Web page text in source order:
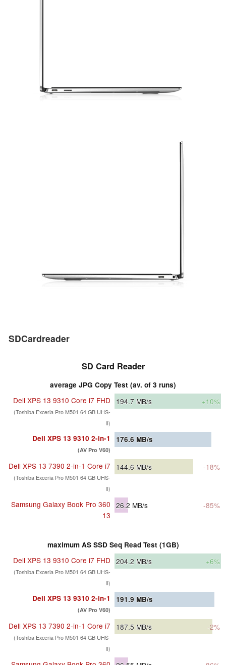
SDCardreader
SD Card Reader
average JPG Copy Test (av. of 3 runs)
Dell XPS 13 9310 Core i7 FHD
(Toshiba Exceria Pro M501 64 GB UHS-
II)
194.7 MB/s +10%
Dell XPS 13 9310 2-in-1
(AV Pro V60)
176.6 MB/s
Dell XPS 13 7390 2-in-1 Core i7
(Toshiba Exceria Pro M501 64 GB UHS-
II)
144.6 MB/s -18%
Samsung Galaxy Book Pro 360
13
26.2 MB/s -85%
maximum AS SSD Seq Read Test (1GB)
Dell XPS 13 9310 Core i7 FHD
(Toshiba Exceria Pro M501 64 GB UHS-
II)
204.2 MB/s +6%
Dell XPS 13 9310 2-in-1
(AV Pro V60)
191.9 MB/s
Dell XPS 13 7390 2-in-1 Core i7
(Toshiba Exceria Pro M501 64 GB UHS-
II)
187.5 MB/s -2%